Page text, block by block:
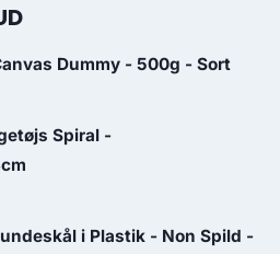
kr..
Dummy - 500g - Sort
Spiral -
i Plastik - Non Spild -